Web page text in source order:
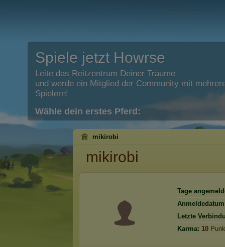
Spiele jetzt Howrse
Leite das Reitzentrum Deiner Träume
und werde ein Mitglied der Community mit
Spielern!
Wähle dein erstes Pferd:
mikirobi
mikirobi
Tage
Letzte
Karma: 10